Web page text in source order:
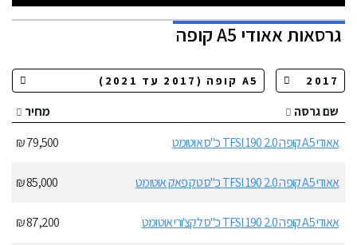
גרסאותאאודי A5 קופה
שם גרסה
מחיר
אאודי A5 קופה 2.0 TFSI 190 כ"ס אוטומט
79,500 ₪
אאודי A5 קופה 2.0 TFSI 190 כ"ס טק פאק אוטומט 85,000 ₪
אאודי A5 קופה 2.0 TFSI 190 כ"ס לקצ'ורי אוטומט 87,200 ₪